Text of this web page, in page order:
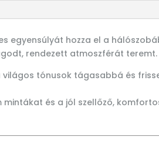
egyensúlyát hozza el a
rendezett atmoszférát teremt.
világos tónusok tágasabbá és
mintákat és a jól szellőző,